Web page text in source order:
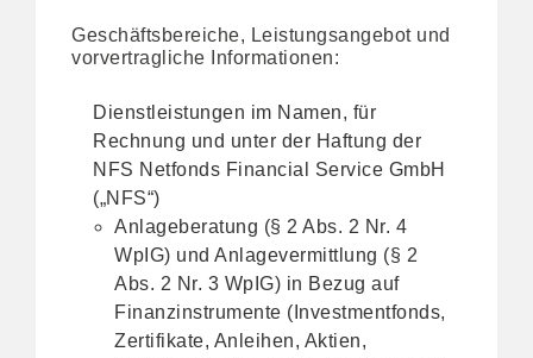
Geschäftsbereiche, Leistungsangebot und
vorvertragliche Informationen:
Dienstleistungen im Namen, für
Rechnung und unter der Haftung der
NFS Netfonds Financial Service GmbH
(„NFS“)
Anlageberatung (§ 2 Abs. 2 Nr. 4
WpIG) und Anlagevermittlung (§ 2
Abs. 2 Nr. 3 WpIG) in Bezug auf
Finanzinstrumente (Investmentfonds,
Zertifikate, Anleihen, Aktien,